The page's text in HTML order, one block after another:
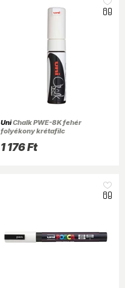
UniChalk PWE-8K fehér
folyékony krétafilc
1 176 Ft